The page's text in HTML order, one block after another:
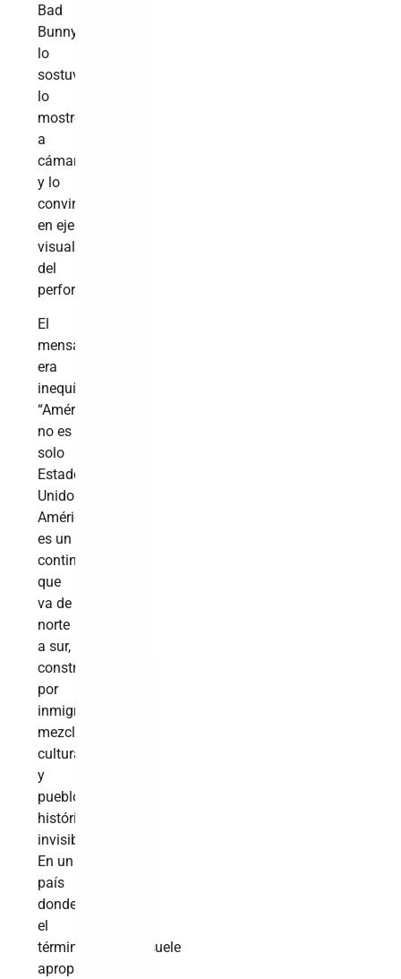
Bad
Bunny
lo
sostuvo,
lo
mostró
a
cámara
y lo
convirtió
en eje
visual
del
performance.
El
mensaje
era
inequívoco.
“América”
no es
solo
Estados
Unidos.
América
es un
continente
que
va de
norte
a sur,
construido
por
inmigrantes,
mezclas
culturales
y
pueblos
históricamente
invisibilizados.
En un
país
donde
el
término
suele
apropiarse